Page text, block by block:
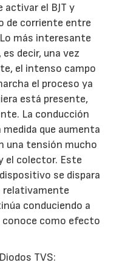
activar el BJT y
de corriente entre
más interesante
decir, una vez
el intenso campo
el proceso ya
está presente,
La conducción
que aumenta
una tensión mucho
el colector. Este
se dispara
relativamente
conduciendo a
como efecto
TVS: